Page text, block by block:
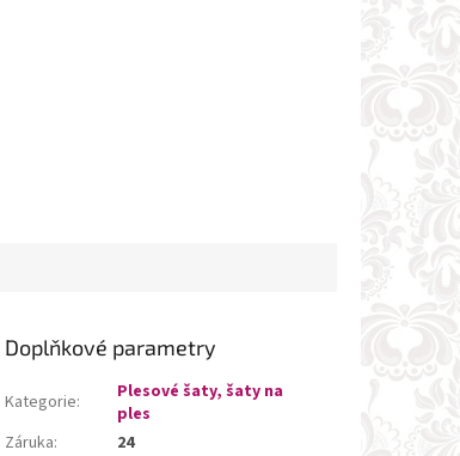
Doplňkové parametry
Kategorie:
Plesové šaty, šaty na
ples
Záruka:
24